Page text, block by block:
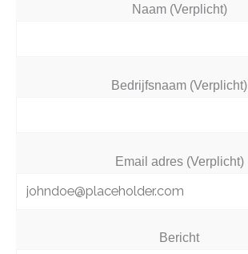
Naam (Verplicht)
Bedrijfsnaam (Verplicht)
Email adres (Verplicht)
Bericht